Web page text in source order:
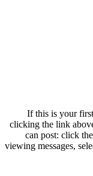
If this is your
clicking the link
can post: click
viewing messages,